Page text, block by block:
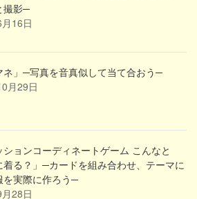
撮影─
16日
ネ」─写真を音真似して当て合おう─
月29日
ションコーディネートゲーム こんなと
着る？」─カードを組み合わせ、テーマに
を実際に作ろう─
28日